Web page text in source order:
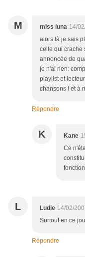
M miss luna 14/
alors là je sais
celle qui crache
annoncée de
je n'ai rien:
playlist et
chansons ! et à
Répondre
K Kane
Ce
L Ludie 14/02/
Surtout en ce
Répondre